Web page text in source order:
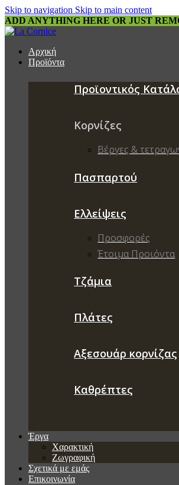
Skip to navigation Skip to main content
ADD ANYTHING HERE OR JUST
Αρχική
Προϊόντα
Προϊοντικός
Κορνίζες
Βέργες &
Πασπαρτού
Ελλείψεις
Προσφορές
Έτοιμα Προιόντα
Τζάμια
Πλάτες
Αξεσουάρ κορνίζας
Καθρέπτες
Έργα
Χαρακτική
Ζωγραφική
Σχετικά με εμάς
Επικοινωνία